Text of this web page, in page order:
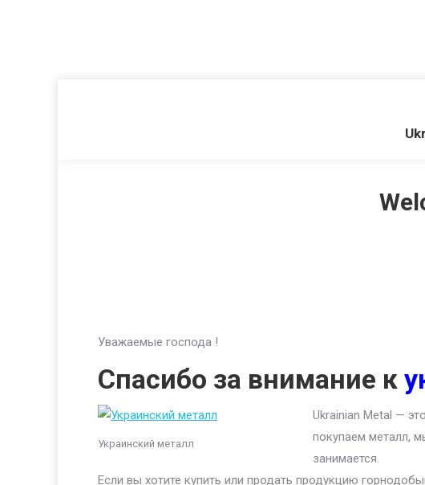
Уважаемые господа !
Спасибо за внимание к
Украинский металл
Ukrainian Metal —
покупаем металл,
занимается.
Если вы хотите купить или продать продукцию